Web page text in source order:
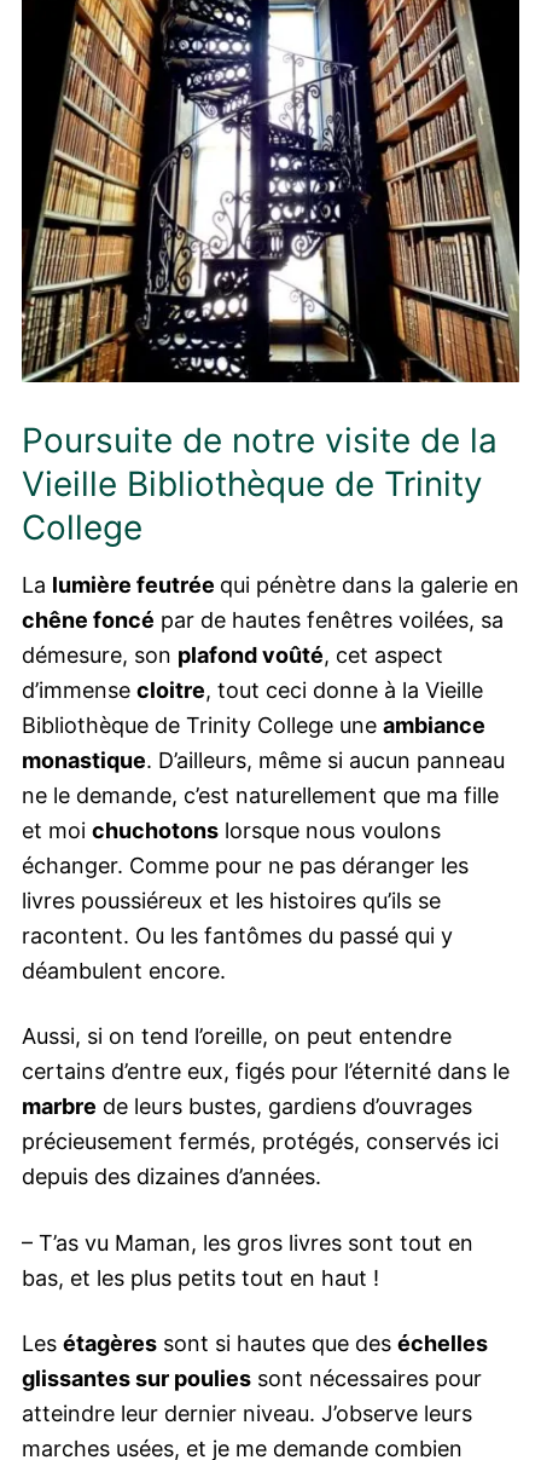
Poursuite de notre visite de la
Vieille Bibliothèque de Trinity
College
La lumière feutrée qui pénètre dans la galerie en
chêne foncé par de hautes fenêtres voilées, sa
démesure, son plafond voûté, cet aspect
d’immense cloitre, tout ceci donne à la Vieille
Bibliothèque de Trinity College une ambiance
monastique. D’ailleurs, même si aucun panneau
ne le demande, c’est naturellement que ma fille
et moi chuchotons lorsque nous voulons
échanger. Comme pour ne pas déranger les
livres poussiéreux et les histoires qu’ils se
racontent. Ou les fantômes du passé qui y
déambulent encore.
Aussi, si on tend l’oreille, on peut entendre
certains d’entre eux, figés pour l’éternité dans le
marbre de leurs bustes, gardiens d’ouvrages
précieusement fermés, protégés, conservés ici
depuis des dizaines d’années.
– T’as vu Maman, les gros livres sont tout en
bas, et les plus petits tout en haut !
Les étagères sont si hautes que des échelles
glissantes sur poulies sont nécessaires pour
atteindre leur dernier niveau. J’observe leurs
marches usées, et je me demande combien